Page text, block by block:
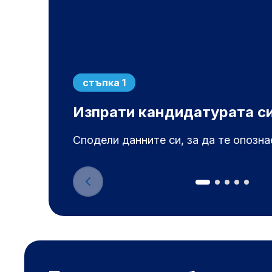
стъпка 1
Изпрати кандидатурата
Сподели данните си, за да те